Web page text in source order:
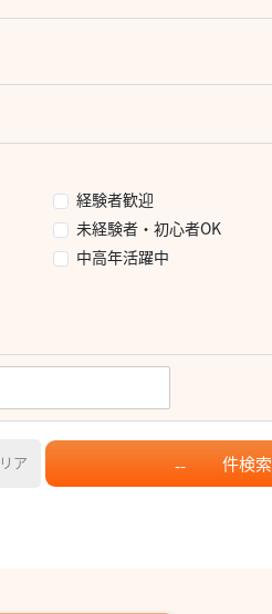
経験者歓迎
未経験者・初心者OK
中高年活躍中
ア -- 件検索